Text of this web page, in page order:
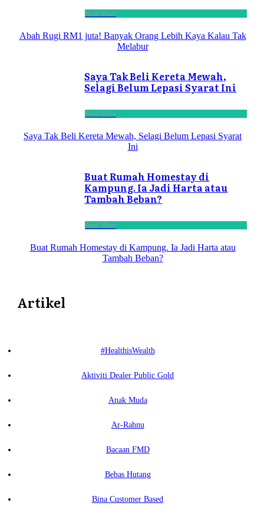
Read More
Abah Rugi RM1 juta! Banyak Orang Lebih Kaya Kalau Tak
Melabur
Saya Tak Beli Kereta Mewah,
Selagi Belum Lepasi Syarat Ini
Read More
Saya Tak Beli Kereta Mewah, Selagi Belum Lepasi Syarat
Ini
Buat Rumah Homestay di
Kampung. Ia Jadi Harta atau
Tambah Beban?
Read More
Buat Rumah Homestay di Kampung. Ia Jadi Harta atau
Tambah Beban?
Artikel
#HealthisWealth
Aktiviti Dealer Public Gold
Anak Muda
Ar-Rahnu
Bacaan FMD
Bebas Hutang
Bina Customer Based